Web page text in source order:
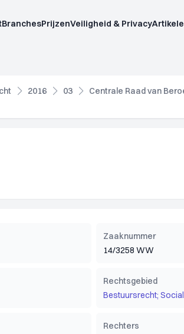
BranchesPrijzenVeiligheid & Privacy
2016 03
Centrale Raad van
Zaaknummer
14/3258 WW
Rechtsgebied
Bestuursrecht;
Rechters